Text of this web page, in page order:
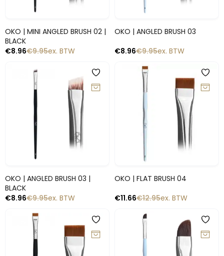
OKO | MINI ANGLED BRUSH 02 |
BLACK
€9.95
€8.96 ex. BTW
OKO | ANGLED BRUSH 03
€9.95
€8.96 ex. BTW
OKO | ANGLED BRUSH 03 |
BLACK
€9.95
€8.96 ex. BTW
Snelle blik
OKO | FLAT BRUSH 04
€12.95
€11.66 ex. BTW